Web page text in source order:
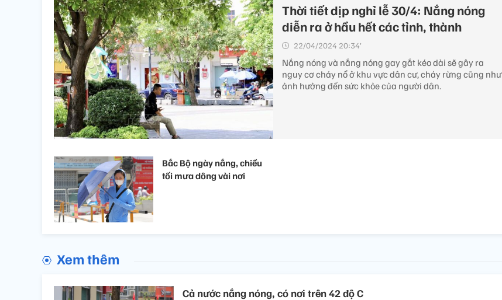
Thời tiết dịp nghỉ lễ 30/4: Nắng nóng
diễn ra ở hầu hết các tỉnh, thành
22/04/2024 20:34’
Nắng nóng và nắng nóng gay gắt kéo dài sẽ gây ra
nguy cơ cháy nổ ở khu vực dân cư, cháy rừng cũng như
ảnh hưởng đến sức khỏe của người dân.
Bắc Bộ ngày nắng, chiều
tối mưa dông vài nơi
Xem thêm
Cả nước nắng nóng, có nơi trên 42 độ C